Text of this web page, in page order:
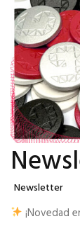
Categories
Newsletter
¡Novedad